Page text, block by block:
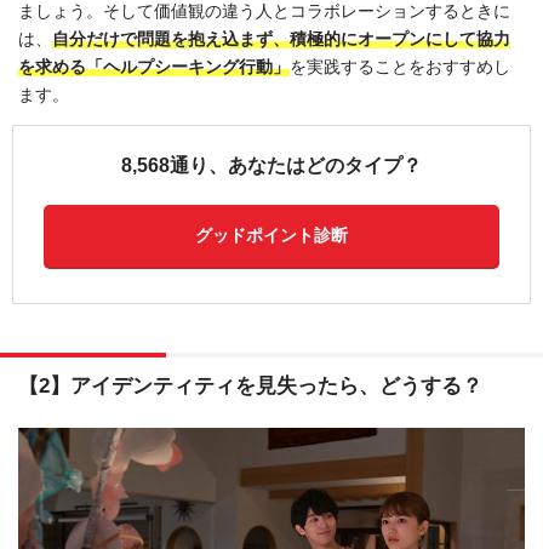
ましょう。そして価値観の違う人とコラボレーションするときに
は、 自分だけで問題を抱え込まず、積極的にオープンにして協力
を求める「ヘルプシーキング行動」を実践することをおすすめし
ます。
8,568通り、あなたはどのタイプ？
グッドポイント診断
【2】アイデンティティを見失ったら、どうする？